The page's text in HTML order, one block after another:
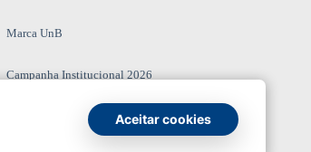
Marca UnB
Campanha Institucional 2026
Aceitar cookies